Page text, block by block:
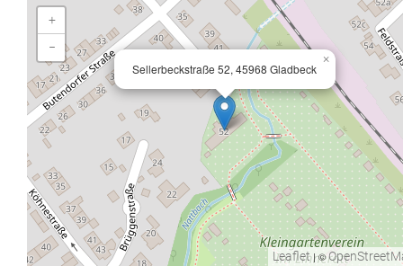
Sellerbeckstraße 52, 45968 Gladbeck
×
+
−
Leaflet| ©